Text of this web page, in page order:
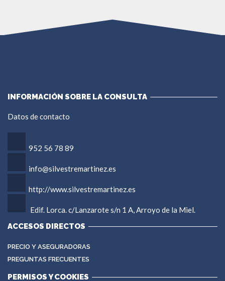
INFORMACIÓN SOBRE LA CONSULTA
Datos de contacto
952 56 78 89
info@silvestremartinez.es
http://www.silvestremartinez.es
Edif. Lorca. c/Lanzarote s/n 1 A, Arroyo de la Miel.
ACCESOS DIRECTOS
PRECIO Y ASEGURADORAS
PREGUNTAS FRECUENTES
PERMISOS Y COOKIES